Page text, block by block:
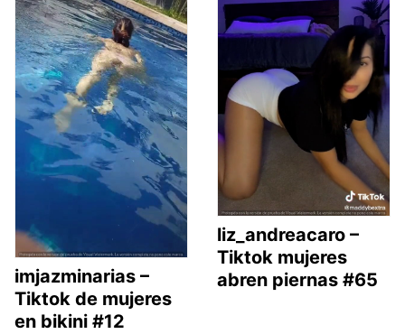
imjazminarias –
Tiktok de mujeres
en bikini #12
liz_andreacaro –
Tiktok mujeres
abren piernas #65